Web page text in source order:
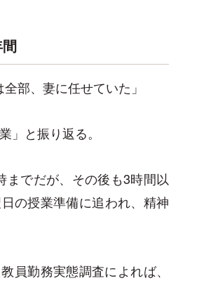
部、妻に任せていた」
」と振り返る。
でだが、その後も3時間以
の授業準備に追われ、精神
員勤務実態調査によれば、